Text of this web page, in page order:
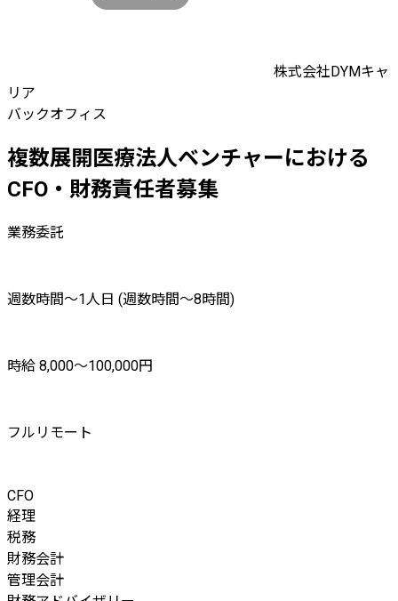
株式会社DYMキャ
リア
バックオフィス
複数展開医療法人ベンチャーにおける
CFO・財務責任者募集
業務委託
週数時間〜1人日 (週数時間〜8時間)
時給 8,000〜100,000円
フルリモート
CFO
経理
税務
財務会計
管理会計